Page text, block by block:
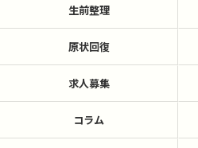
生前整理
原状回復
求人募集
コラム